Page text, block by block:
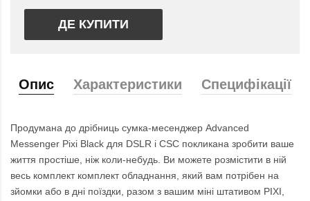
ДЕ КУПИТИ
Опис Характеристики Специфікації
Продумана до дрібниць сумка-месенджер Advanced
Messenger Pixi Black для DSLR і CSC покликана зробити ваше
життя простіше, ніж коли-небудь. Ви можете розмістити в ній
весь комплект комплект обладнання, який вам потрібен на
зйомки або в дні поїздки, разом з вашим міні штативом PIXI,